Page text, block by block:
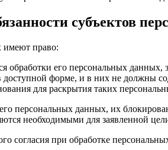
субъектов
имеют право:
его персональных данных,
форме, и в них не должны
для раскрытия таких
его персональных данных, их
необходимыми для заявленной
согласия при обработке